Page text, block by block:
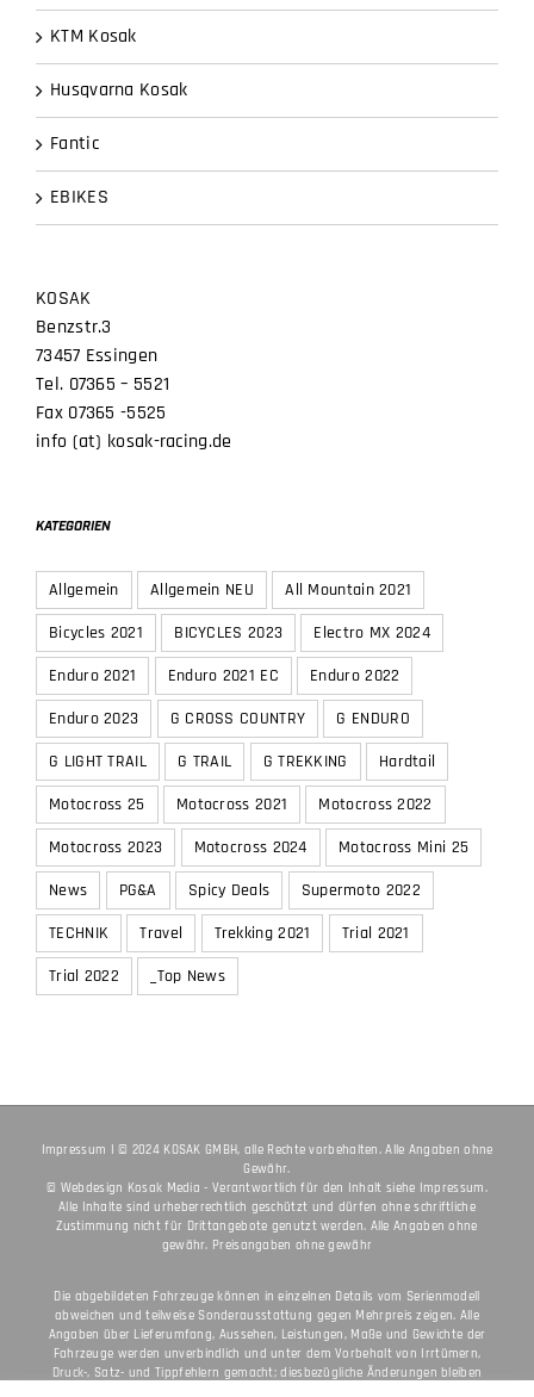
KTM Kosak
Husqvarna Kosak
Fantic
EBIKES
KOSAK
Benzstr.3
73457 Essingen
Tel. 07365 – 5521
Fax 07365 -5525
info (at) kosak-racing.de
KATEGORIEN
Allgemein Allgemein NEU
All Mountain 2021
Bicycles 2021
BICYCLES 2023
Electro MX 2024
Enduro 2021
Enduro 2021 EC
Enduro 2022
Enduro 2023
G CROSS COUNTRY
G ENDURO
G LIGHT TRAIL
G TRAIL G TREKKING
Hardtail
Motocross 25
Motocross 2021
Motocross 2022
Motocross 2023
Motocross 2024
Motocross Mini 25
News
PG&A Spicy Deals
Supermoto 2022
TECHNIK
Travel Trekking 2021
Trial 2021
Trial 2022
_Top News
Impressum I © 2024 KOSAK GMBH, alle Rechte vorbehalten. Alle Angaben ohne
Gewähr.
© Webdesign Kosak Media - Verantwortlich für den Inhalt siehe Impressum.
Alle Inhalte sind urheberrechtlich geschützt und dürfen ohne schriftliche
Zustimmung nicht für Drittangebote genutzt werden. Alle Angaben ohne
gewähr. Preisangaben ohne gewähr
Die abgebildeten Fahrzeuge können in einzelnen Details vom Serienmodell
abweichen und teilweise Sonderausstattung gegen Mehrpreis zeigen. Alle
Angaben über Lieferumfang, Aussehen, Leistungen, Maße und Gewichte der
Fahrzeuge werden unverbindlich und unter dem Vorbehalt von Irrtümern,
Druck-, Satz- und Tippfehlern gemacht; diesbezügliche Änderungen bleiben